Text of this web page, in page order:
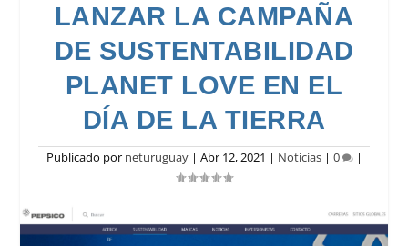
LANZAR LA CAMPAÑA
DE SUSTENTABILIDAD
PLANET LOVE EN EL
DÍA DE LA TIERRA
Publicado por neturuguay| Abr 12, 2021 | Noticias| 0 |